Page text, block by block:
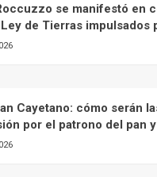
se manifestó en
de Tierras impulsados
Cayetano: cómo serán
por el patrono del pan